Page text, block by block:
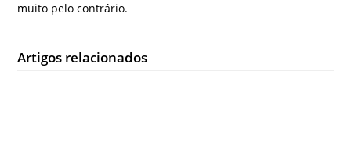
muito pelo contrário.
Artigos relacionados